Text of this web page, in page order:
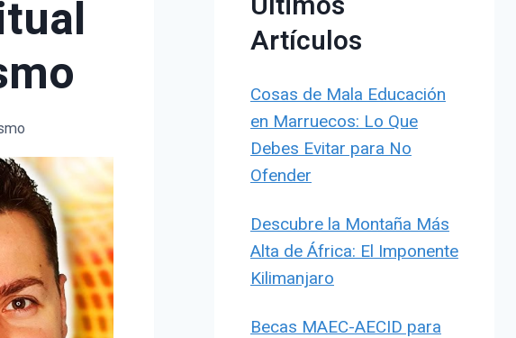
Artículos
Cosas de Mala Educación
en Marruecos: Lo Que
Debes Evitar para No
Ofender
Descubre la Montaña Más
Alta de África: El Imponente
Kilimanjaro
Becas MAEC-AECID para